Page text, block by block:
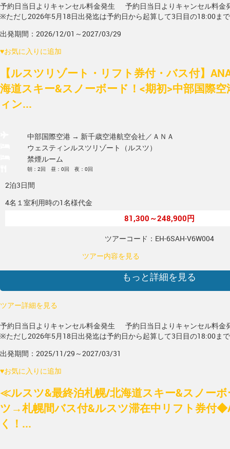
予約日当日よりキャンセル料金発生
予約日当日よりキャンセル料金
※ただし2026年5月18日出発迄は予約日から起算して3日目の18:00ま
出発期間：2026/12/01～2027/03/29
♥お気に入りに追加
【ルスツリゾート・リフト券付・バス付】
海道スキー&スノーボード！<期初>中部国際
ィン...
中部国際空港 → 新千歳空港航空会社／ＡＮＡ
ウェスティンルスツリゾート（ルスツ）
禁煙ルーム
朝：2回 昼：0回 夜：0回
2泊3日間
4名１室利用時の1名様代金
81,300～248,900円
ツアーコード：EH-6SAH-V6W004
ツアー内容を見る
もっと詳細を見る
ツアー詳細を見る
予約日当日よりキャンセル料金発生
予約日当日よりキャンセル料金
※ただし2026年5月18日出発迄は予約日から起算して3日目の18:00ま
出発期間：2025/11/29～2027/03/31
♥お気に入りに追加
≪ルスツ&最終泊札幌/北海道スキー&スノー
ツ→札幌間バス付&ルスツ滞在中リフト券付
く！...